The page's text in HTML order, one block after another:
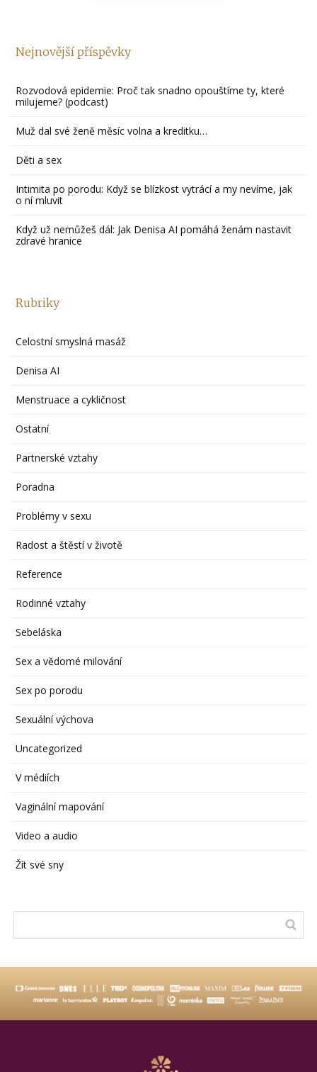
Nejnovější příspěvky
Rozvodová epidemie: Proč tak snadno opouštíme ty, které
milujeme? (podcast)
Muž dal své ženě měsíc volna a kreditku…
Děti a sex
Intimita po porodu: Když se blízkost vytrácí a my nevíme, jak
o ní mluvit
Když už nemůžeš dál: Jak Denisa AI pomáhá ženám nastavit
zdravé hranice
Rubriky
Celostní smyslná masáž
Denisa AI
Menstruace a cykličnost
Ostatní
Partnerské vztahy
Poradna
Problémy v sexu
Radost a štěstí v životě
Reference
Rodinné vztahy
Sebeláska
Sex a vědomé milování
Sex po porodu
Sexuální výchova
Uncategorized
V médiích
Vaginální mapování
Video a audio
Žít své sny